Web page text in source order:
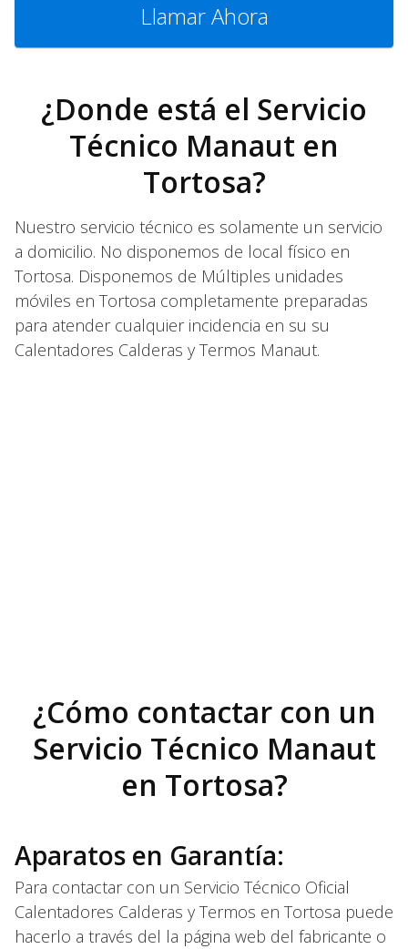
Llamar Ahora
¿Donde está el Servicio
Técnico Manaut en
Tortosa?
Nuestro servicio técnico es solamente un servicio
a domicilio. No disponemos de local físico en
Tortosa. Disponemos de Múltiples unidades
móviles en Tortosa completamente preparadas
para atender cualquier incidencia en su su
Calentadores Calderas y Termos Manaut.
¿Cómo contactar con un
Servicio Técnico Manaut
en Tortosa?
Aparatos en Garantía:
Para contactar con un Servicio Técnico Oficial
Calentadores Calderas y Termos en Tortosa puede
hacerlo a través del la página web del fabricante o